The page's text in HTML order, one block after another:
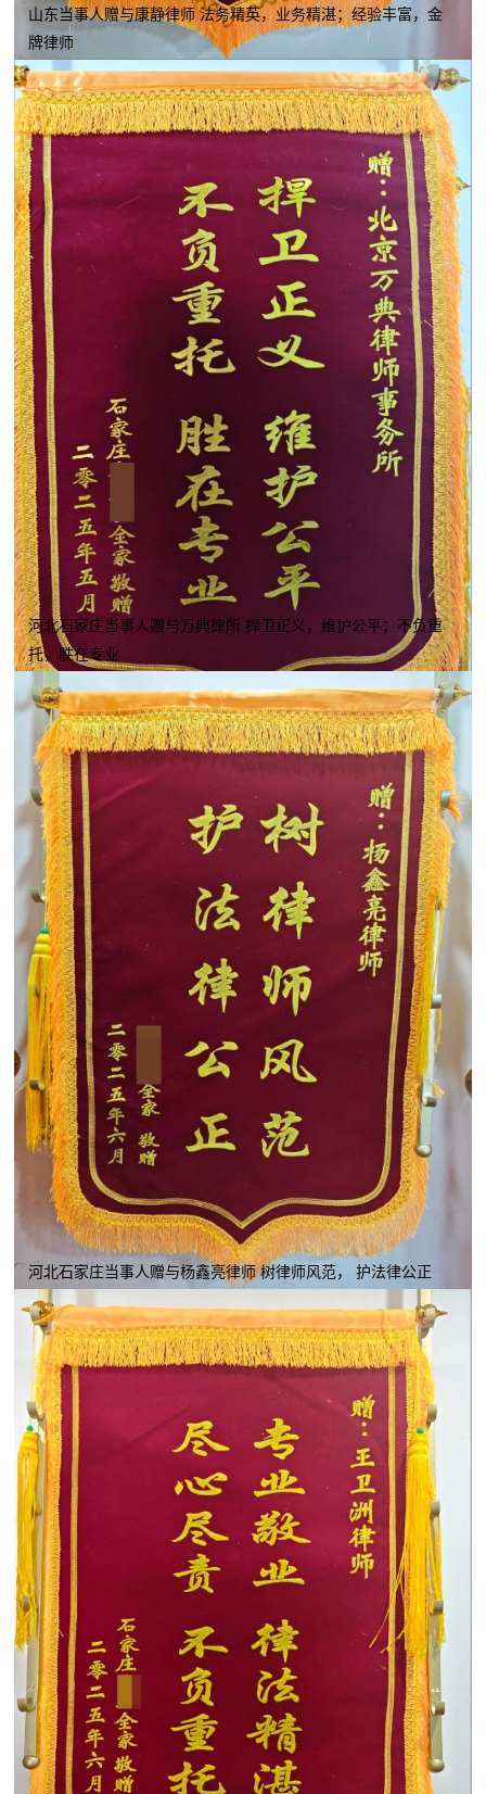
山东当事人赠与康静律师 法务精英，业务精湛；经验丰富，金
牌律师
河北石家庄当事人赠与万典律所 捍卫正义，维护公平；不负重
托，胜在专业
河北石家庄当事人赠与杨鑫亮律师 树律师风范， 护法律公正